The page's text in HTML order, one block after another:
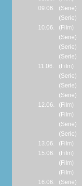
09.06.
(Serie)
(Serie)
10.06.
(Film)
(Serie)
(Serie)
(Serie)
11.06.
(Film)
(Serie)
(Serie)
(Serie)
12.06.
(Film)
(Film)
(Serie)
(Serie)
13.06.
(Film)
15.06.
(Film)
(Film)
(Film)
16.06.
(Serie)